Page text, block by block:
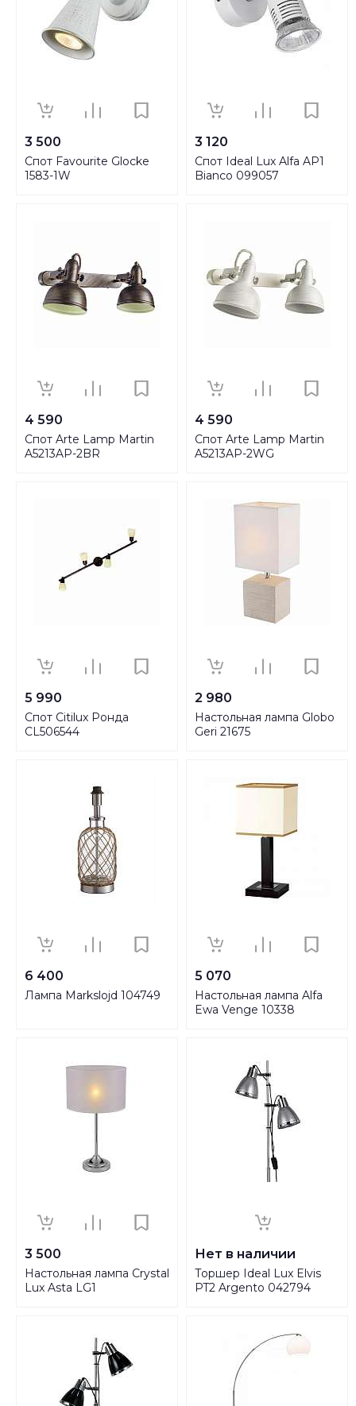
3 500
Спот Favourite Glocke
1583-1W
3 120
Спот Ideal Lux Alfa AP1
Bianco 099057
4 590
Спот Arte Lamp Martin
A5213AP-2BR
4 590
Спот Arte Lamp Martin
A5213AP-2WG
5 990
Спот Citilux Ронда
CL506544
2 980
Настольная лампа Globo
Geri 21675
6 400
Лампа Markslojd 104749
5 070
Настольная лампа Alfa
Ewa Venge 10338
3 500
Настольная лампа Crystal
Lux Asta LG1
Нет в наличии
Торшер Ideal Lux Elvis
PT2 Argento 042794